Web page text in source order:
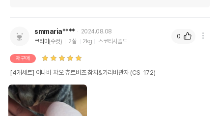
전화번호
유통기한
유통기한이 최소 2026.12.05이거나 그
유통기한을 따릅니다.
smmaria****
2024.08.08
크리미(수컷) 2살 2kg 스코티시폴드
재구매
[4개세트] 이나바 챠오 츄르비츠 참치&가리비관자 (CS-172)
0